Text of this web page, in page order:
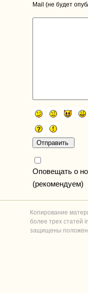
Mail (не будет
Оповещать о
(рекомендуем)
Копирование
более трех статей
защищены